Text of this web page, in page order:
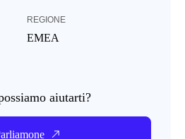
REGIONE
EMEA
aiutarti?